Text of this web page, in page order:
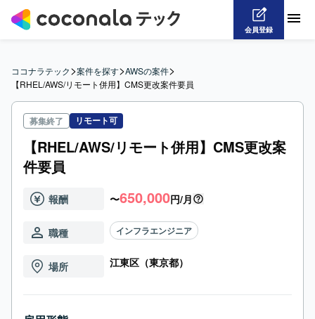
会員登録
ココナラテック>案件を探す>AWSの案件>
【RHEL/AWS/リモート併用】CMS更改案件要員
募集終了 リモート可
【RHEL/AWS/リモート併用】CMS更改案
件要員
報酬 〜650,000円/月
職種 インフラエンジニア
場所 江東区（東京都）